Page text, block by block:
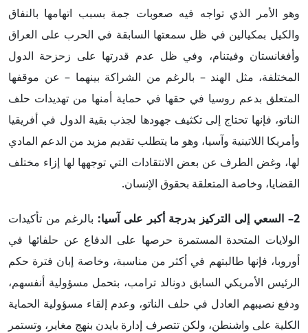
وهو الأمر الذي تواجه فيه صعوبات جمة بسبب اتهامها بالنفاق
والكيل بمكيالين في ظل سمعتها السابقة في الحرب على العراق
وأفغانستان وفيتنام، وفي ظل عدم قدرتها على زحزحة الدول
المختلفة، مثل الهند – بالرغم من الشراكة بينهما – عن موقفها
المتعلق بدعم روسيا في حقها في حماية أمنها من تهديدات حلف
الناتو، فإنها تحتاج إلى تكثيف جهودها لجذب بقية الدول في أفريقيا
وأمريكا اللاتينية وآسيا، وهو ما يتطلب تقديم مزيد من الدعم المادي
لها، وغض الطرف عن بعض الانتقادات التي توجهها لها إزاء مختلف
القضايا، وخاصة المتعلقة بحقوق الإنسان.
2– السعي إلى التركيز بدرجة أكبر على آسيا: بالرغم من تأكيدات
الولايات المتحدة المستمرة حرصها على الدفاع عن حلفائها في
أوروبا، فإنها طالبتهم في أكثر من مناسبة، وخاصة إبان فترة حكم
الرئيس الأمريكي السابق دونالد ترامب، بتحمل مسؤولية أنفسهم،
ودفع نصيبهم العادل في حلف الناتو، وعدم إلقاء مسؤولية الحماية
الكلية على واشنطن، ولكن تتصرف إدارة بايدن بنهج مغاير، وتستمر